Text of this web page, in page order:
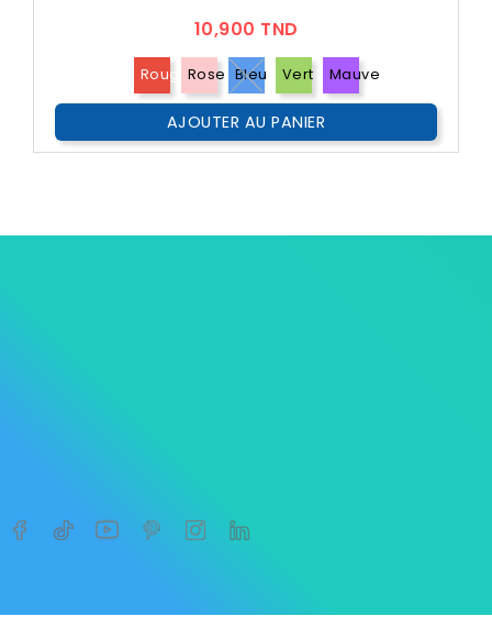
10,900 TND
RougeRose Bleu Vert Mauve
AJOUTER AU PANIER